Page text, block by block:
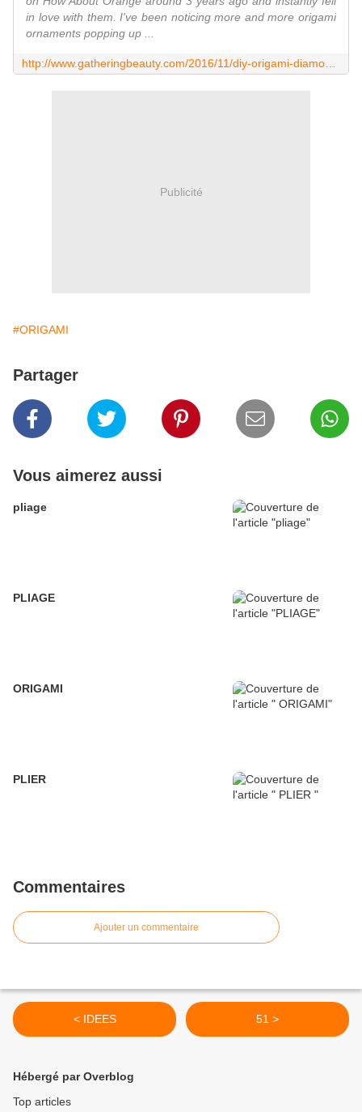
in love with them. I've been noticing more and more origami
ornaments popping up ...
Publicité
#ORIGAMI
Partager
Vous aimerez aussi
pliage
PLIAGE
ORIGAMI
PLIER
Commentaires
Ajouter un commentaire
< IDEES 51 >
Hébergé par Overblog
Top articles